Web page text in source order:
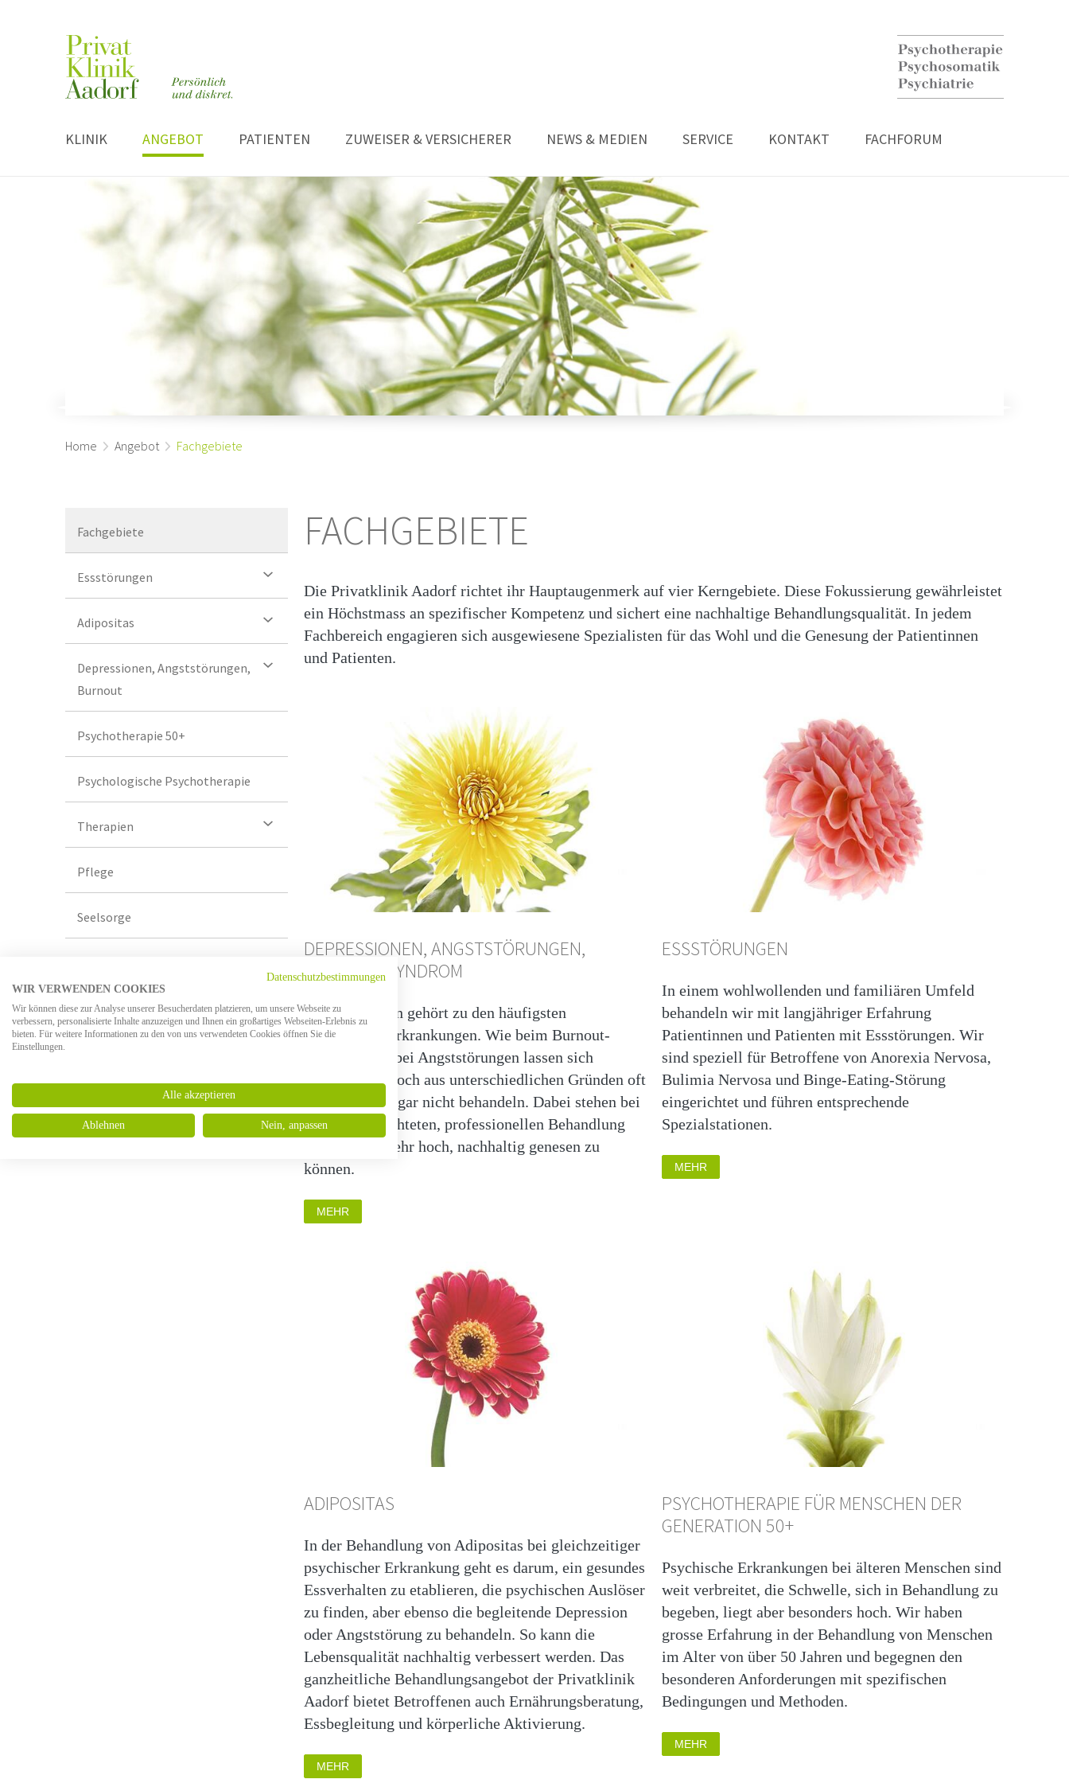
KLINIK ANGEBOT PATIENTEN ZUWEISER & VERSICHERER NEWS & MEDIEN SERVICE KONTAKT FACHFORUM
Home Angebot Fachgebiete
Fachgebiete
Essstörungen
Adipositas
Depressionen, Angststörungen,
Burnout
Psychotherapie 50+
Psychologische Psychotherapie
Therapien
Pflege
Seelsorge
Ambulatorium
FACHGEBIETE
Die Privatklinik Aadorf richtet ihr Hauptaugenmerk auf vier Kerngebiete. Diese Fokussierung gewährleistet
ein Höchstmass an spezifischer Kompetenz und sichert eine nachhaltige Behandlungsqualität. In jedem
Fachbereich engagieren sich ausgewiesene Spezialisten für das Wohl und die Genesung der Patientinnen
und Patienten.
DEPRESSIONEN, ANGSTSTÖRUNGEN,
BURNOUT-SYNDROM
Die Depression gehört zu den häufigsten
psychischen Erkrankungen. Wie beim Burnout-
Syndrom und bei Angststörungen lassen sich
Betroffene jedoch aus unterschiedlichen Gründen oft
sehr spät oder gar nicht behandeln. Dabei stehen bei
einer zielgerichteten, professionellen Behandlung
die Chancen sehr hoch, nachhaltig genesen zu
können.
MEHR
ESSSTÖRUNGEN
In einem wohlwollenden und familiären Umfeld
behandeln wir mit langjähriger Erfahrung
Patientinnen und Patienten mit Essstörungen. Wir
sind speziell für Betroffene von Anorexia Nervosa,
Bulimia Nervosa und Binge-Eating-Störung
eingerichtet und führen entsprechende
Spezialstationen.
MEHR
ADIPOSITAS
In der Behandlung von Adipositas bei gleichzeitiger
psychischer Erkrankung geht es darum, ein gesundes
Essverhalten zu etablieren, die psychischen Auslöser
zu finden, aber ebenso die begleitende Depression
oder Angststörung zu behandeln. So kann die
Lebensqualität nachhaltig verbessert werden. Das
ganzheitliche Behandlungsangebot der Privatklinik
Aadorf bietet Betroffenen auch Ernährungsberatung,
Essbegleitung und körperliche Aktivierung.
MEHR
PSYCHOTHERAPIE FÜR MENSCHEN DER
GENERATION 50+
Psychische Erkrankungen bei älteren Menschen sind
weit verbreitet, die Schwelle, sich in Behandlung zu
begeben, liegt aber besonders hoch. Wir haben
grosse Erfahrung in der Behandlung von Menschen
im Alter von über 50 Jahren und begegnen den
besonderen Anforderungen mit spezifischen
Bedingungen und Methoden.
MEHR
Datenschutzbestimmungen
WIR VERWENDEN COOKIES
Wir können diese zur Analyse unserer Besucherdaten platzieren, um unsere Webseite zu
verbessern, personalisierte Inhalte anzuzeigen und Ihnen ein großartiges Webseiten-Erlebnis zu
bieten. Für weitere Informationen zu den von uns verwendeten Cookies öffnen Sie die
Einstellungen.
Alle akzeptieren
Ablehnen Nein, anpassen